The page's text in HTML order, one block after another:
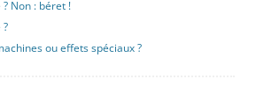
Non : béret !
ou effets spéciaux ?